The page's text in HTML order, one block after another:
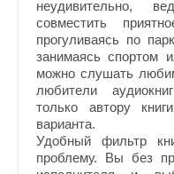
неудивительно,
совместить
прогуливаясь по
занимаясь спортом
можно слушать
любители
только автору
варианта.
Удобный фильтр
проблему. Вы без